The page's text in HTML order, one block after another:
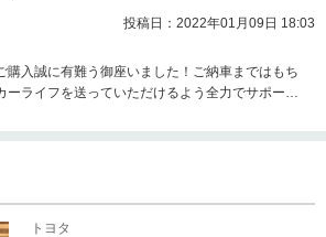
投稿日：2022年01月09日 18:03
購入誠に有難う御座いました！ご納車まではもち
ライフを送っていただけるよう全力でサポート
トヨタ